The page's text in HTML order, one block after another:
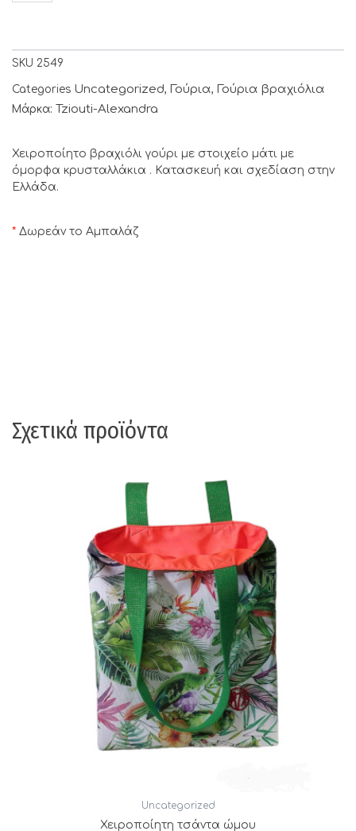
SKU 2549
Categories Uncategorized, Γούρια, Γούρια βραχιόλια
Μάρκα: Tziouti-Alexandra
Χειροποίητο βραχιόλι γούρι με στοιχείο μάτι με
όμορφα κρυσταλλάκια . Κατασκευή και σχεδίαση στην
Ελλάδα.
* Δωρεάν το Αμπαλάζ
Σχετικά προϊόντα
Uncategorized
Χειροποίητη τσάντα ώμου